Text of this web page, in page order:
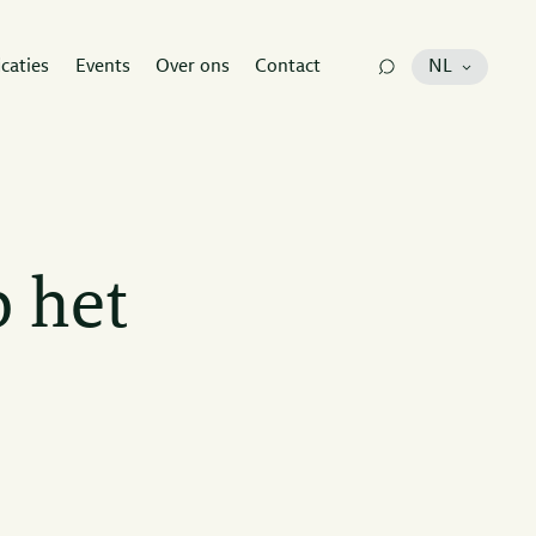
Events Over ons Contact NL
het